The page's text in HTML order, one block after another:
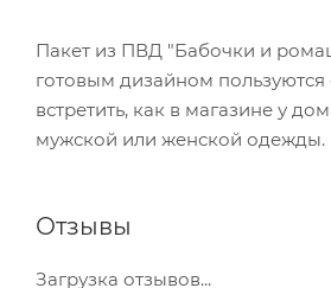
Пакет из ПВД "Бабочки и
готовым дизайном
встретить, как в магазине у
мужской или женской одежды.
Отзывы
Загрузка отзывов...